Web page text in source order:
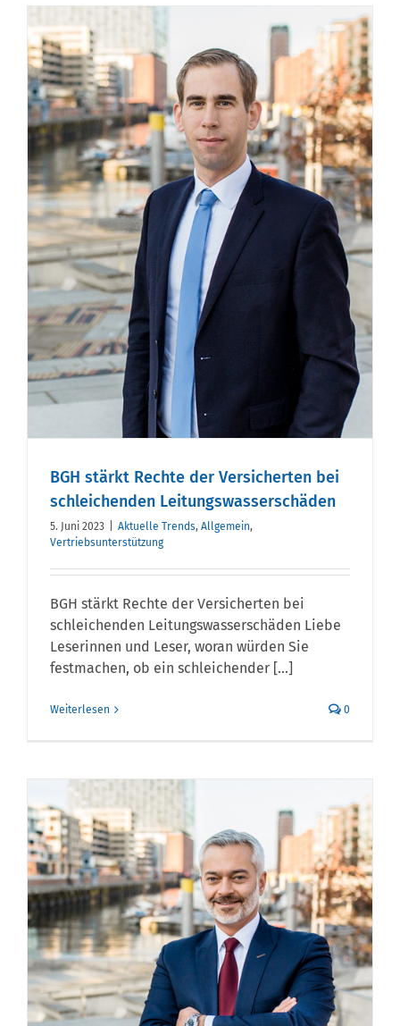
BGH stärkt Rechte der Versicherten bei
schleichenden Leitungswasserschäden
5. Juni 2023 Aktuelle Trends, Allgemein,
Vertriebsunterstützung
BGH stärkt Rechte der Versicherten bei
schleichenden Leitungswasserschäden Liebe
Leserinnen und Leser, woran würden Sie
festmachen, ob ein schleichender [...]
Weiterlesen 0